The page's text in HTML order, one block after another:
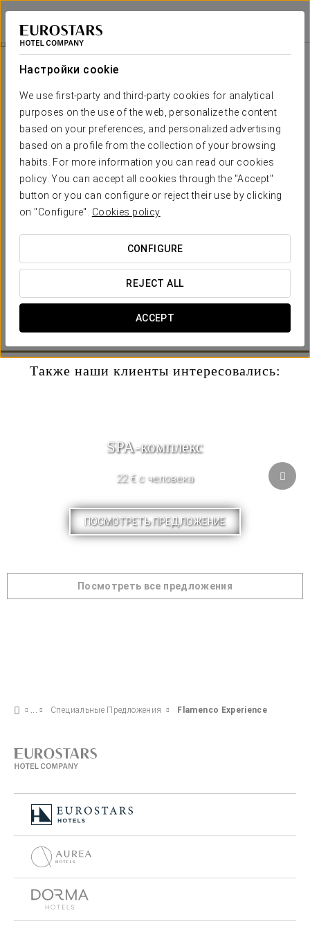
Настройки cookie
We use first-party and third-party cookies for analytical
purposes on the use of the web, personalize the content
based on your preferences, and personalized advertising
based on a profile from the collection of your browsing
habits. For more information you can read our cookies
policy. You can accept all cookies through the "Accept"
button or you can configure or reject their use by clicking
on "Configure". Cookies policy
CONFIGURE
REJECT ALL
ACCEPT
Eurostars Gran Vía
ГРАНАДА
Flamenco Experience
Flamenco Experience
Come and meet us and enjoy a flamenco show inside an
authentic cave in the Sacromonte of Granada.
Персонализируйте своё пребывание, добавив этот
опыт. Свяжитесь с отелем, чтобы согласовать дату,
которая лучше всего соответствует вашим планам.
Также наши клиенты интересовались:
SPA-комплекс
22 € с человека
ПОСМОТРЕТЬ ПРЕДЛОЖЕНИЕ
Посмотреть все предложения
Специальные Предложения Flamenco Experience